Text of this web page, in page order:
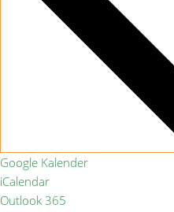
Google Kalender
iCalendar
Outlook 365